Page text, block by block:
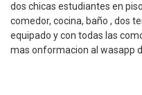
dos chicas estudiantes en
comedor, cocina, baño , dos
equipado y con todas las
mas onformacion al wasapp